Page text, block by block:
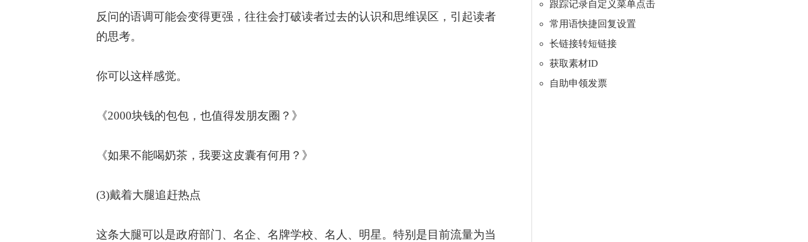
跟踪记录自定义菜单点击
常用语快捷回复设置
长链接转短链接
获取素材ID
自助申领发票
反问的语调可能会变得更强，往往会打破读者过去的认识和思维误区，引起读者
的思考。
你可以这样感觉。
《2000块钱的包包，也值得发朋友圈？》
《如果不能喝奶茶，我要这皮囊有何用？》
(3)戴着大腿追赶热点
这条大腿可以是政府部门、名企、名牌学校、名人、明星。特别是目前流量为当